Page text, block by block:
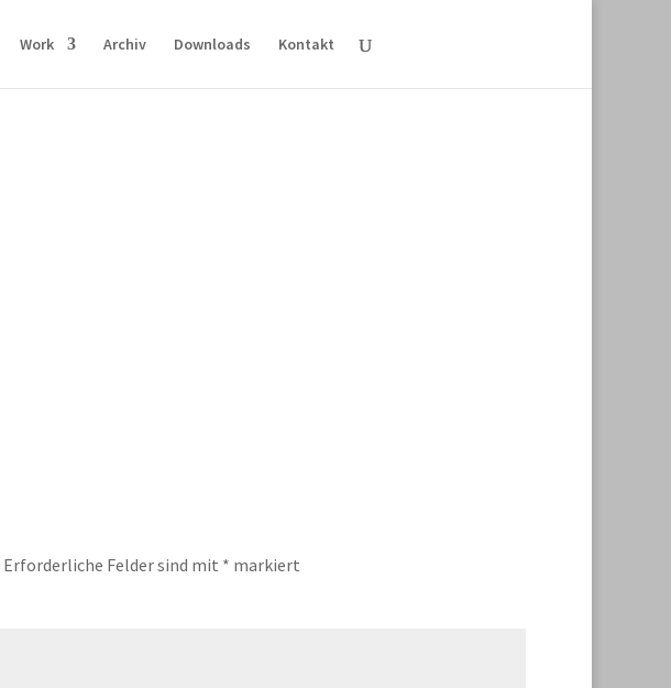
Work Archiv Downloads Kontakt
Erforderliche Felder sind mit * markiert